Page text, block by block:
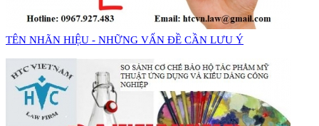
​TÊN NHÃN HIỆU - NHỮNG VẤN ĐỀ CẦN LƯU Ý